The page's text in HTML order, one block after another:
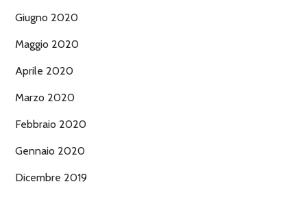
Giugno 2020
Maggio 2020
Aprile 2020
Marzo 2020
Febbraio 2020
Gennaio 2020
Dicembre 2019